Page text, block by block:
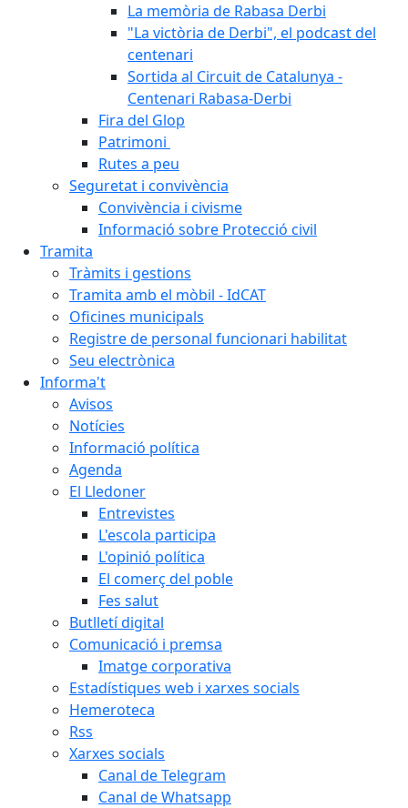
La memòria de Rabasa Derbi
"La victòria de Derbi", el podcast del
centenari
Sortida al Circuit de Catalunya -
Centenari Rabasa-Derbi
Fira del Glop
Patrimoni
Rutes a peu
Seguretat i convivència
Convivència i civisme
Informació sobre Protecció civil
Tramita
Tràmits i gestions
Tramita amb el mòbil - IdCAT
Oficines municipals
Registre de personal funcionari habilitat
Seu electrònica
Informa't
Avisos
Notícies
Informació política
Agenda
El Lledoner
Entrevistes
L'escola participa
L'opinió política
El comerç del poble
Fes salut
Butlletí digital
Comunicació i premsa
Imatge corporativa
Estadístiques web i xarxes socials
Hemeroteca
Rss
Xarxes socials
Canal de Telegram
Canal de Whatsapp